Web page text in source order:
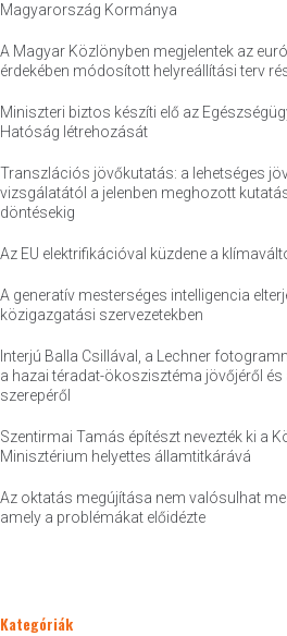
Magyarország Kormánya
A Magyar Közlönyben megjelentek az
érdekében módosított helyreállítási terv
Miniszteri biztos készíti elő az
Hatóság létrehozását
Transzlációs jövőkutatás: a lehetséges
vizsgálatától a jelenben meghozott
döntésekig
Az EU elektrifikációval küzdene a
A generatív mesterséges intelligencia
közigazgatási szervezetekben
Interjú Balla Csillával, a Lechner
a hazai téradat-ökoszisztéma jövőjéről és
szerepéről
Szentirmai Tamás építészt nevezték ki a
Minisztérium helyettes államtitkárává
Az oktatás megújítása nem valósulhat
amely a problémákat előidézte
Kategóriák